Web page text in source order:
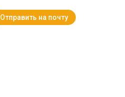
Отправить на почту